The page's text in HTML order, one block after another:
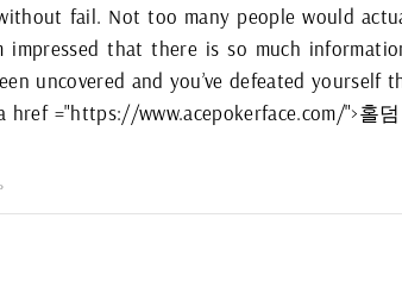
fail. Not too many people would
that there is so much
uncovered and you’ve defeated yourself
href ="https://www.acepokerface.com/">홀